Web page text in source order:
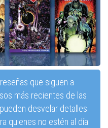
que siguen a
más recientes de las
desvelar detalles
quienes no estén al día.